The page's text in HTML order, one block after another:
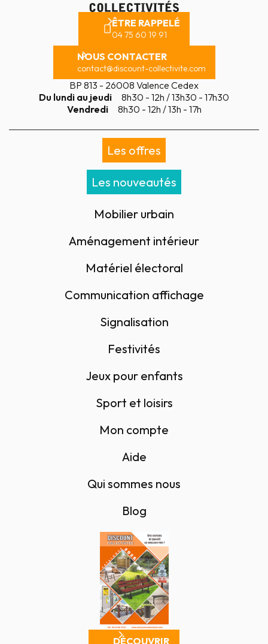
ÊTRE RAPPELÉ
04 75 60 19 91
NOUS CONTACTER
contact@discount-collectivite.com
BP 813 - 26008 Valence Cedex
Du lundi au jeudi
8h30 - 12h / 13h30 - 17h30
Vendredi
8h30 - 12h / 13h - 17h
Les offres
Les nouveautés
Mobilier urbain
Aménagement intérieur
Matériel électoral
Communication affichage
Signalisation
Festivités
Jeux pour enfants
Sport et loisirs
Mon compte
Aide
Qui sommes nous
Blog
DÉCOUVRIR